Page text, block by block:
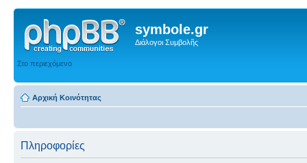
symbole.gr
Διάλογοι Συμβολῆς
Στο περιεχόμενο
Αρχική Κοινότητας
Πληροφορίες